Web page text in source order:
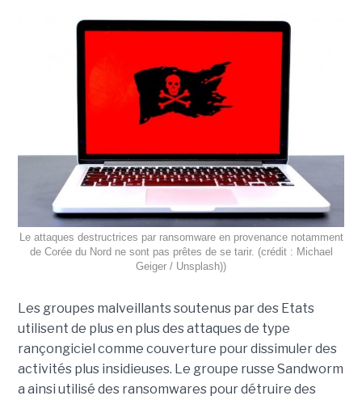
Le attaques destructrices par ransomware en provenance notamment
de Corée du Nord ne sont pas prêtes de se tarir. (crédit : Michael
Geiger / Unsplash))
Les groupes malveillants soutenus par des Etats
utilisent de plus en plus des attaques de type
rançongiciel comme couverture pour dissimuler des
activités plus insidieuses. Le groupe russe Sandworm
a ainsi utilisé des ransomwares pour détruire des